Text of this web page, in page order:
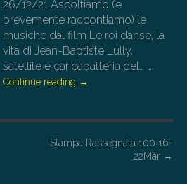
26/12/21 Ascoltiamo (e
brevemente raccontiamo) le
musiche dal film Le roi danse, la
vita di Jean-Baptiste Lully,
satellite e caricabatteria del… …
Continue reading →
Stampa Rassegnata 100 16-
22Mar →